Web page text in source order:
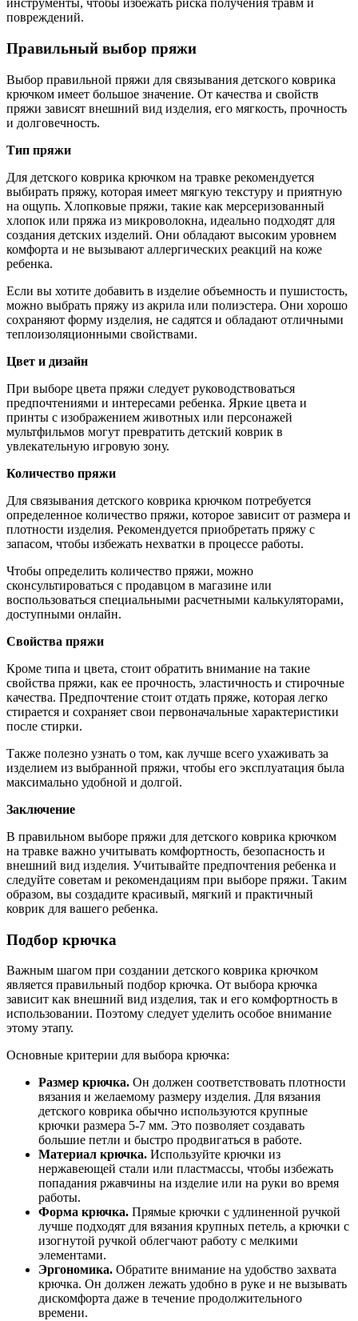
инструменты, чтобы избежать риска получения травм и
повреждений.
Правильный выбор пряжи
Выбор правильной пряжи для связывания детского коврика
крючком имеет большое значение. От качества и свойств
пряжи зависят внешний вид изделия, его мягкость, прочность
и долговечность.
Тип пряжи
Для детского коврика крючком на травке рекомендуется
выбирать пряжу, которая имеет мягкую текстуру и приятную
на ощупь. Хлопковые пряжи, такие как мерсеризованный
хлопок или пряжа из микроволокна, идеально подходят для
создания детских изделий. Они обладают высоким уровнем
комфорта и не вызывают аллергических реакций на коже
ребенка.
Если вы хотите добавить в изделие объемность и пушистость,
можно выбрать пряжу из акрила или полиэстера. Они хорошо
сохраняют форму изделия, не садятся и обладают отличными
теплоизоляционными свойствами.
Цвет и дизайн
При выборе цвета пряжи следует руководствоваться
предпочтениями и интересами ребенка. Яркие цвета и
принты с изображением животных или персонажей
мультфильмов могут превратить детский коврик в
увлекательную игровую зону.
Количество пряжи
Для связывания детского коврика крючком потребуется
определенное количество пряжи, которое зависит от размера и
плотности изделия. Рекомендуется приобретать пряжу с
запасом, чтобы избежать нехватки в процессе работы.
Чтобы определить количество пряжи, можно
сконсультироваться с продавцом в магазине или
воспользоваться специальными расчетными калькуляторами,
доступными онлайн.
Свойства пряжи
Кроме типа и цвета, стоит обратить внимание на такие
свойства пряжи, как ее прочность, эластичность и стирочные
качества. Предпочтение стоит отдать пряже, которая легко
стирается и сохраняет свои первоначальные характеристики
после стирки.
Также полезно узнать о том, как лучше всего ухаживать за
изделием из выбранной пряжи, чтобы его эксплуатация была
максимально удобной и долгой.
Заключение
В правильном выборе пряжи для детского коврика крючком
на травке важно учитывать комфортность, безопасность и
внешний вид изделия. Учитывайте предпочтения ребенка и
следуйте советам и рекомендациям при выборе пряжи. Таким
образом, вы создадите красивый, мягкий и практичный
коврик для вашего ребенка.
Подбор крючка
Важным шагом при создании детского коврика крючком
является правильный подбор крючка. От выбора крючка
зависит как внешний вид изделия, так и его комфортность в
использовании. Поэтому следует уделить особое внимание
этому этапу.
Основные критерии для выбора крючка:
Размер крючка. Он должен соответствовать плотности
вязания и желаемому размеру изделия. Для вязания
детского коврика обычно используются крупные
крючки размера 5-7 мм. Это позволяет создавать
большие петли и быстро продвигаться в работе.
Материал крючка. Используйте крючки из
нержавеющей стали или пластмассы, чтобы избежать
попадания ржавчины на изделие или на руки во время
работы.
Форма крючка. Прямые крючки с удлиненной ручкой
лучше подходят для вязания крупных петель, а крючки с
изогнутой ручкой облегчают работу с мелкими
элементами.
Эргономика. Обратите внимание на удобство захвата
крючка. Он должен лежать удобно в руке и не вызывать
дискомфорта даже в течение продолжительного
времени.